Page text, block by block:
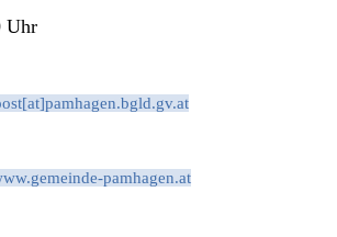
Uhr
pamhagen.at